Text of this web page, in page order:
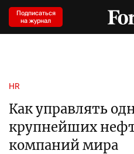
Подписаться
на журнал
HR
Как управлять
крупнейших
компаний мира